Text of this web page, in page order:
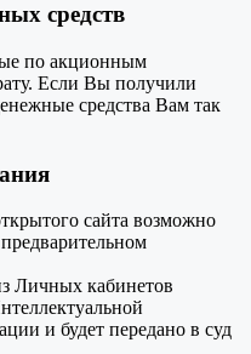
средств
по акционным
Если Вы получили
средства Вам так
сайта возможно
Личных кабинетов
и будет передано в суд